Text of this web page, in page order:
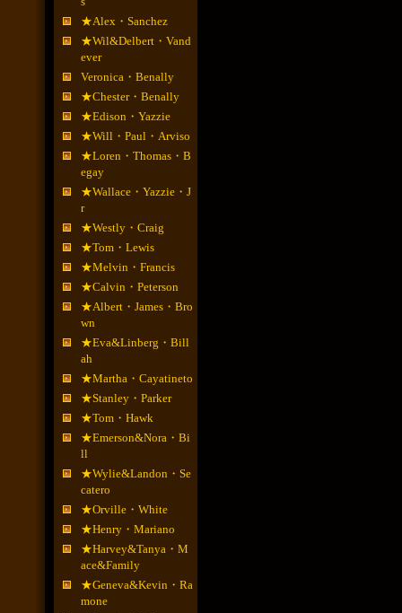
★Alex・Sanchez
★Wil&Delbert・Vand
ever
Veronica・Benally
★Chester・Benally
★Edison・Yazzie
★Will・Paul・Arviso
★Loren・Thomas・B
egay
★Wallace・Yazzie・J
r
★Westly・Craig
★Tom・Lewis
★Melvin・Francis
★Calvin・Peterson
★Albert・James・Bro
wn
★Eva&Linberg・Bill
ah
★Martha・Cayatineto
★Stanley・Parker
★Tom・Hawk
★Emerson&Nora・Bi
ll
★Wylie&Landon・Se
catero
★Orville・White
★Henry・Mariano
★Harvey&Tanya・M
ace&Family
★Geneva&Kevin・Ra
mone